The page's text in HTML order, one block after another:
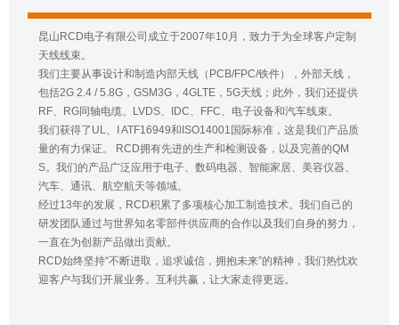
昆山RCD电子有限公司成立于2007年10月，致力于为全球客户定制
天线线束。
我们主要从事设计和制造内部天线（PCB/FPC/铁件），外部天线，
包括2G 2.4 / 5.8G，GSM3G，4GLTE，5G天线；此外，我们还提供
RF、RG同轴电缆、LVDS、IDC、FFC、电子设备和汽车线束。
我们获得了UL、I ATF16949和ISO14001国际标准，这是我们产品质
量的有力保证。 RCD拥有先进的生产和检测设备，以及完善的QM
S。我们的产品广泛应用于电子、数码电器、智能家居、美容仪器、
汽车、通讯、航空航天等领域。
经过13年的发展，RCD积累了多项核心加工制造技术。我们自己的
研发团队通过与世界知名零部件供应商的合作以及我们自身的努力，
一直在为创新产品做出贡献。
RCD始终坚持“不断进取，追求诚信，拥抱未来”的精神，我们热忱欢
迎客户与我们开展业务。互利共赢，让大家走得更远。